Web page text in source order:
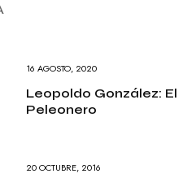
16 AGOSTO, 2020
Leopoldo González: El
Peleonero
20 OCTUBRE, 2016